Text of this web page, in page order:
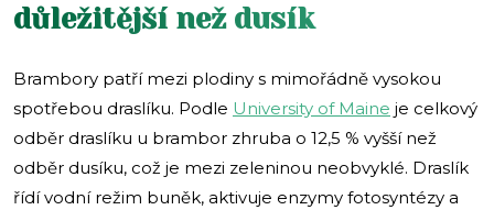
důležitější než dusík
Brambory patří mezi plodiny s mimořádně vysokou
spotřebou draslíku. Podle University of Maine je celkový
odběr draslíku u brambor zhruba o 12,5 % vyšší než
odběr dusíku, což je mezi zeleninou neobvyklé. Draslík
řídí vodní režim buněk, aktivuje enzymy fotosyntézy a